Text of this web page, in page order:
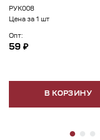
РУК008
Цена за 1 шт
Опт:
59 ₽
В КОРЗИНУ